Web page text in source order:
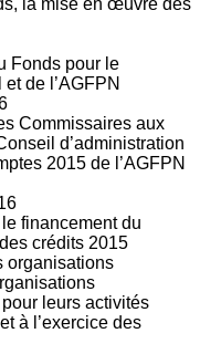
la mise en œuvre des
Fonds pour le
de l’AGFPN
Commissaires aux
d’administration
2015 de l’AGFPN
financement du
crédits 2015
organisations
leurs activités
à l’exercice des